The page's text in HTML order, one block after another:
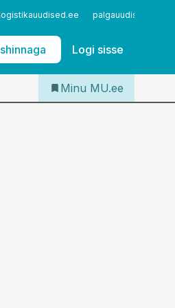
palgauudised.ee
Logi sisse
Iseteenindus
Meditsiiniuudised
Minu MU.ee